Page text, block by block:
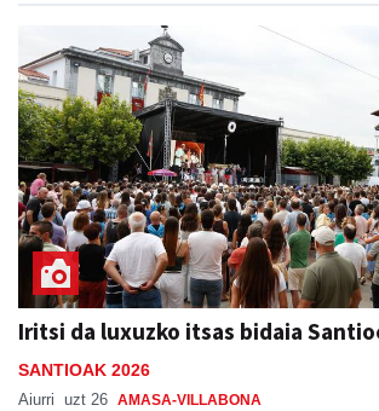
Iritsi da luxuzko itsas bidaia
SANTIOAK 2026
Aiurri uzt 26 AMASA-VILLABONA